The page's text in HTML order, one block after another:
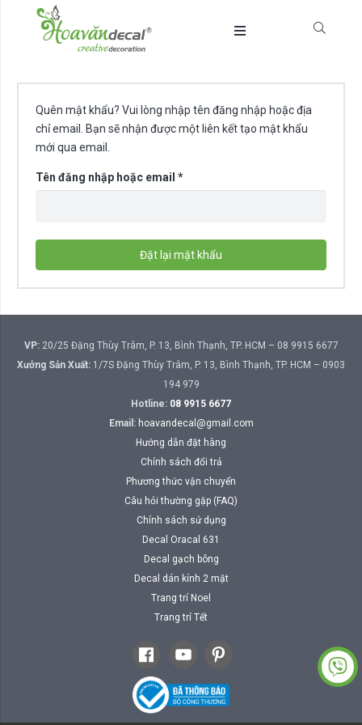
Quên mật khẩu? Vui lòng nhập tên đăng nhập hoặc địa
chỉ email. Bạn sẽ nhận được một liên kết tạo mật khẩu
mới qua email.
Tên đăng nhập hoặc email *Bắt
Đặt lại mật khẩu
VP:20/25 Đặng Thùy Trâm, P. 13, Bình Thạnh, TP. HCM – 08 9915 6677
Xưởng Sản Xuất: 1/7S Đặng Thùy Trâm, P. 13, Bình Thạnh, TP. HCM – 0903
194 979
Hotline: 08 9915 6677
Email: hoavandecal@gmail.com
Hướng dẫn đặt hàng
Chính sách đổi trả
Phương thức vận chuyển
Câu hỏi thường gặp (FAQ)
Chính sách sử dụng
Decal Oracal 631
Decal gạch bông
Decal dán kính 2 mặt
Trang trí Noel
Trang trí Tết